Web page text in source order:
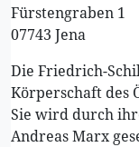
Fürstengraben 1
07743 Jena
Die Friedrich-
Körperschaft des
Sie wird durch
Andreas Marx